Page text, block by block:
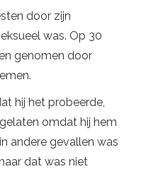
door zijn
was. Op 30
genomen door
hij het probeerde,
omdat hij hem
andere gevallen was
dat was niet